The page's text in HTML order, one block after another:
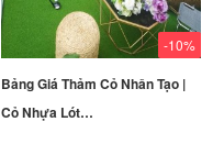
-10%
Bảng Giá Thảm Cỏ Nhân Tạo |
Cỏ Nhựa Lót…